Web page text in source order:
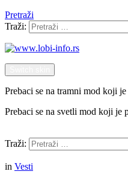
Pretraži
Traži:
Prebaci se na tramni mod koji
Prebaci se na svetli mod koji je
Traži:
in Vesti